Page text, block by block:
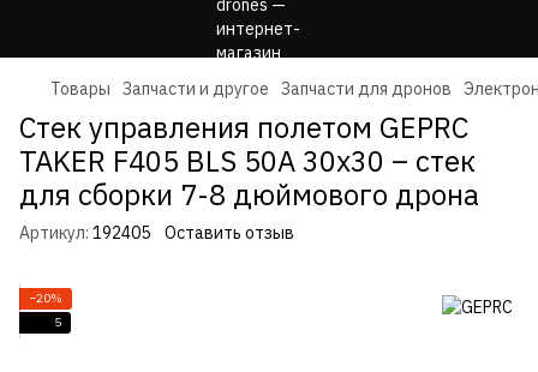
Товары Запчасти и другое Запчасти для дронов
Стек управления полетом GEPRC
TAKER F405 BLS 50A 30x30 – стек
для сборки 7-8 дюймового дрона
Артикул: 192405 Оставить отзыв
−20%
5